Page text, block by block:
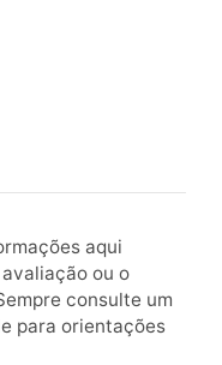
aqui
ou o
consulte um
para orientações